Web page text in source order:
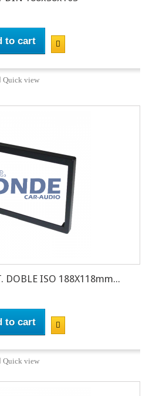
to cart
Quick view
DOBLE ISO 188X118mm...
to cart
Quick view